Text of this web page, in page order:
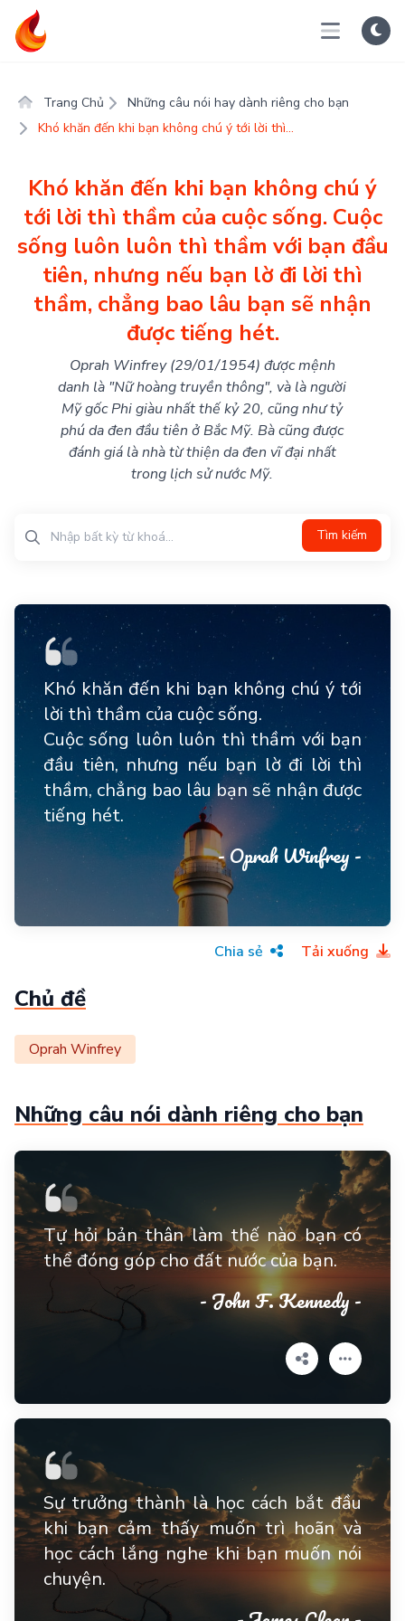
Trang Chủ
Những câu nói hay dành riêng cho bạn
Khó khăn đến khi bạn không chú ý tới lời thì...
Khó khăn đến khi bạn không chú ý
tới lời thì thầm của cuộc sống. Cuộc
sống luôn luôn thì thầm với bạn đầu
tiên, nhưng nếu bạn lờ đi lời thì
thầm, chẳng bao lâu bạn sẽ nhận
được tiếng hét.
Oprah Winfrey (29/01/1954) được mệnh
danh là "Nữ hoàng truyền thông", và là người
Mỹ gốc Phi giàu nhất thế kỷ 20, cũng như tỷ
phú da đen đầu tiên ở Bắc Mỹ. Bà cũng được
đánh giá là nhà từ thiện da đen vĩ đại nhất
trong lịch sử nước Mỹ.
Tìm kiếm
Khó khăn đến khi bạn không chú ý tới
lời thì thầm của cuộc sống.
Cuộc sống luôn luôn thì thầm với bạn
đầu tiên, nhưng nếu bạn lờ đi lời thì
thầm, chẳng bao lâu bạn sẽ nhận được
tiếng hét.
- Oprah Winfrey -
Chia sẻ Tải xuống
Chủ đề
Oprah Winfrey
Những câu nói dành riêng cho bạn
Tự hỏi bản thân làm thế nào bạn có
thể đóng góp cho đất nước của bạn.
- John F. Kennedy -
Sự trưởng thành là học cách bắt đầu
khi bạn cảm thấy muốn trì hoãn và
học cách lắng nghe khi bạn muốn nói
chuyện.